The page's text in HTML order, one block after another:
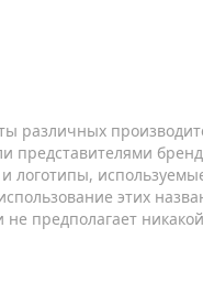
различных
логотипы,
этих
предполагает